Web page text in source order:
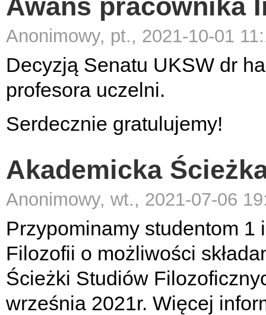
Awans pracownika
Anonimowy, pt., 2021-10-01
Decyzją Senatu UKSW dr
profesora uczelni.
Serdecznie gratulujemy!
Akademicka
Anonimowy, wt., 2021-07-06
Przypominamy studentom 1
Filozofii o możliwości
Ścieżki Studiów
września 2021r. Więcej